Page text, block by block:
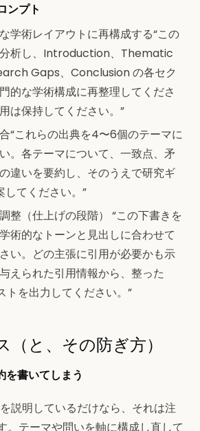
ンプト
学術レイアウトに再構成する“この
析し、Introduction、Thematic
Gaps、Conclusion の各セク
的な学術構成に再整理してくださ
は保持してください。”
“これらの出典を4〜6個のテーマに
。各テーマについて、一致点、矛
違いを要約し、そのうえで研究ギ
してください。”
整（仕上げの段階） “この下書きを
術的なトーンと見出しに合わせて
い。どの主張に引用が必要かも示
えられた引用情報から、整った
を出力してください。”
（と、その防ぎ方）
を書いてしまう
説明しているだけなら、それは注
。テーマや問いを軸に構成し直して